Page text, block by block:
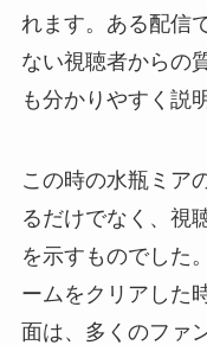
れます。ある配信
ない視聴者からの
も分かりやすく説
この時の水瓶ミア
るだけでなく、視
を示すものでした
ームをクリアした
面は、多くのファ